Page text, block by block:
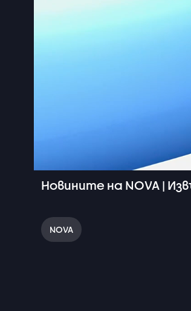
Новините на NOVA |
NOVA